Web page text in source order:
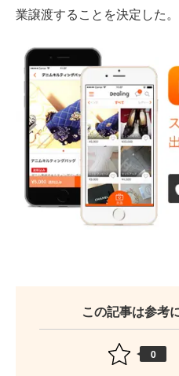
業譲渡することを決定した。
この記事は参考
0